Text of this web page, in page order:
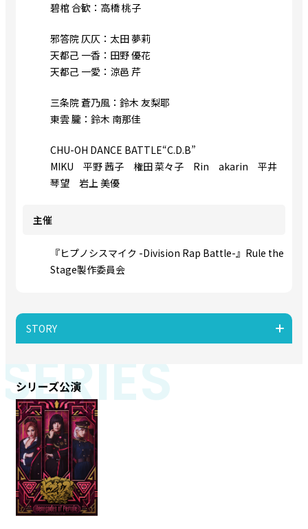
碧棺 合歓：高橋 桃子
邪答院 仄仄：太田 夢莉
天都己 一香：田野 優花
天都己 一愛：涼邑 芹
三条院 蒼乃⾵：鈴木 友梨耶
東雲 朧：鈴木 南那佳
CHU-OH DANCE BATTLE“C.D.B”
MIKU 平野 茜子 権田 菜々子 Rin akarin 平井
琴望 岩上 美優
主催
『ヒプノシスマイク -Division Rap Battle-』Rule the
Stage製作委員会
STORY
シリーズ公演
SERIES